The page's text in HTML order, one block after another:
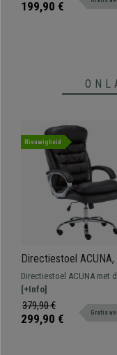
hoogwaardig materiaal.
199,90 €
Nieuwigheid
Directiestoel
Vulling, Belastbaar Tot
kg, in Bruin Leder
Directiestoel ACUNA met
vulling bekleed met
leder, verkrijgbaar in
kleuren. Bestand tot 150
[+Info]
379,90 €
299,90 € Gratis